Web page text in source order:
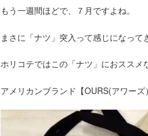
もう一週間ほどで、７月ですよね。
まさに「ナツ」突入って感じになって
ホリコテではこの「ナツ」におススメ
アメリカンブランド【OURS(アワーズ